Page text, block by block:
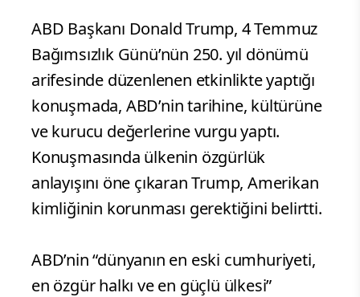
ABD Başkanı Donald Trump, 4 Temmuz
Bağımsızlık Günü’nün 250. yıl dönümü
arifesinde düzenlenen etkinlikte yaptığı
konuşmada, ABD’nin tarihine, kültürüne
ve kurucu değerlerine vurgu yaptı.
Konuşmasında ülkenin özgürlük
anlayışını öne çıkaran Trump, Amerikan
kimliğinin korunması gerektiğini belirtti.
ABD’nin “dünyanın en eski cumhuriyeti,
en özgür halkı ve en güçlü ülkesi”